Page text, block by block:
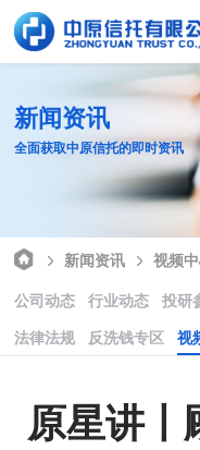
新闻资讯
全面获取中原信托的即时资讯
新闻资讯
视频
公司动态
行业动态 投研
法律法规
反洗钱专区 视
原星讲丨